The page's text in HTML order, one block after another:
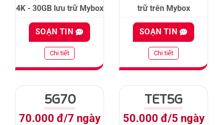
4K - 30GB lưu trữ Mybox
SOẠN TIN
Chi tiết
trữ trên Mybox
SOẠN TIN
Chi tiết
5G70
70.000 đ/7 ngày
TET5G
50.000 đ/5 ngày